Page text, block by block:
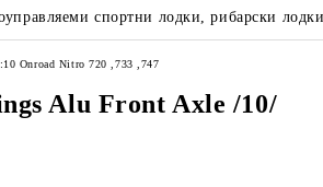
спортни лодки, рибарски
Onroad Nitro 720 ,733 ,747
Alu Front Axle /10/